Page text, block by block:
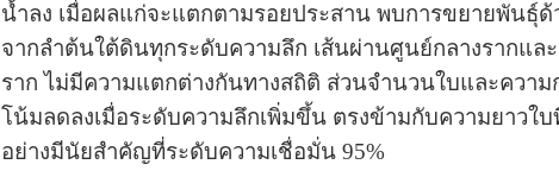
น้ำลง เมื่อผลแก่จะแตกตามรอยประสาน พบการขยายพันธุ์ด้
จากลำต้นใต้ดินทุกระดับความลึก เส้นผ่านศูนย์กลางรากแล
ราก ไม่มีความแตกต่างกันทางสถิติ ส่วนจำนวนใบและความ
โน้มลดลงเมื่อระดับความลึกเพิ่มขึ้น ตรงข้ามกับความยาวใ
อย่างมีนัยสำคัญที่ระดับความเชื่อมั่น 95%